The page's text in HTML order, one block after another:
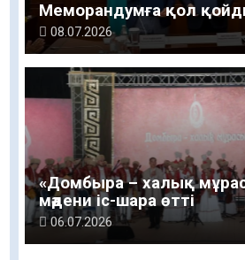
Меморандумға қол
08.07.2026
«Домбыра – халық
мәдени іс-шара өтті
06.07.2026